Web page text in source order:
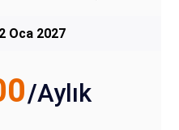
Oca 2027
/Aylık